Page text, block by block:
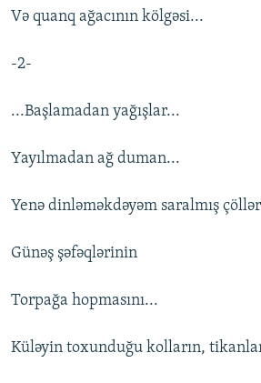
Və quanq ağacının kölgəsi...
-2-
...Başlamadan yağışlar...
Yayılmadan ağ duman...
Yenə dinləməkdəyəm saralmış
Günəş şəfəqlərinin
Torpağa hopmasını...
Küləyin toxunduğu kolların,